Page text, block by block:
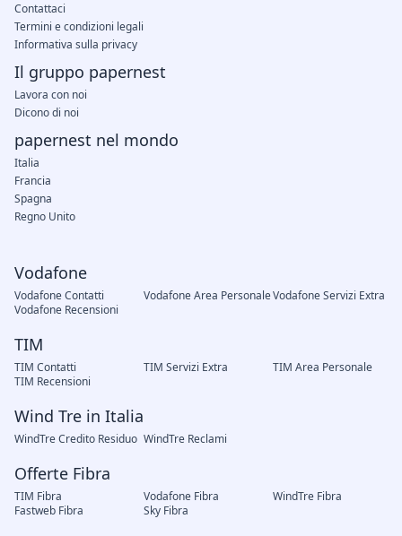
Vodafone
Vodafone Contatti Vodafone Area PersonaleVodafone Servizi Extra
Vodafone Recensioni
TIM
TIM Contatti TIM Servizi Extra
TIM Area Personale
TIM Recensioni
Wind Tre in Italia
WindTre Credito Residuo WindTre Reclami
Offerte Fibra
TIM Fibra Vodafone Fibra
WindTre Fibra
Fastweb Fibra
Sky Fibra
Contattaci
Termini e condizioni legali
Informativa sulla privacy
Il gruppo papernest
Lavora con noi
Dicono di noi
papernest nel mondo
Italia
Francia
Spagna
Regno Unito